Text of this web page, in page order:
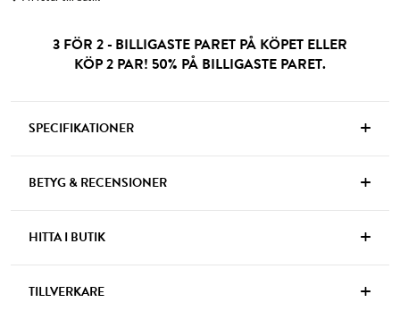
3 FÖR 2 - BILLIGASTE PARET PÅ KÖPET ELLER
KÖP 2 PAR! 50% PÅ BILLIGASTE PARET.
SPECIFIKATIONER +
BETYG & RECENSIONER +
HITTA I BUTIK +
TILLVERKARE +